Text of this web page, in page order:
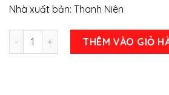
Nhà xuất bản: Thanh Niên
Sóng ngầm T1+2 (Đinh Mặc) số lượng
THÊM VÀO GIỎ